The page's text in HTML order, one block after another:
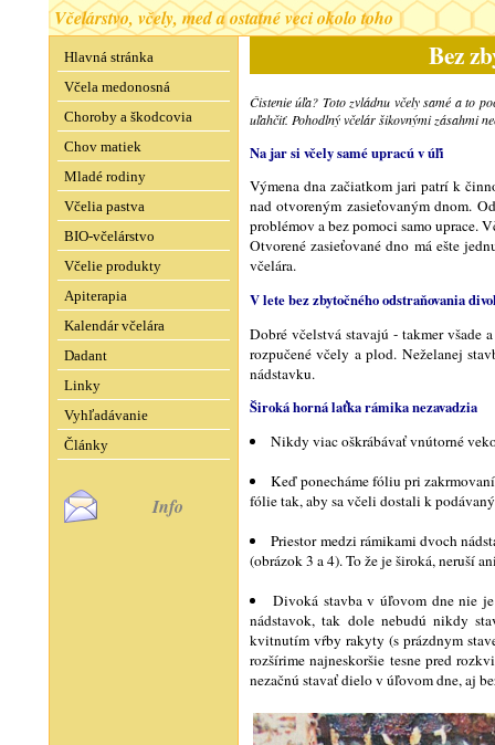
Včelárstvo, včely, med a ostatné veci okolo toho
Hlavná stránka
Včela medonosná
Choroby a škodcovia
Chov matiek
Mladé rodiny
Včelia pastva
BIO-včelárstvo
Včelie produkty
Apiterapia
Kalendár včelára
Dadant
Linky
Vyhľadávanie
Články
Info
Bez
Čistenie úľa? Toto zvládnu včely samé a to
uľahčiť. Pohodlný včelár šikovnými zásahmi
Na jar si včely samé upracú v úľi
Výmena dna začiatkom jari patrí k
nad otvoreným zasieťovaným dnom.
problémov a bez pomoci samo uprace.
Otvorené zasieťované dno má ešte
včelára.
V lete bez zbytočného odstraňovania
Dobré včelstvá stavajú - takmer všade
rozpučené včely a plod. Neželanej
nádstavku.
Široká horná laťka rámika nezavadzia
Nikdy viac oškrábávať vnútorné
Keď ponecháme fóliu pri
fólie tak, aby sa včeli dostali k
Priestor medzi rámikami dvoch
(obrázok 3 a 4). To že je široká, neruší
Divoká stavba v úľovom dne nie
nádstavok, tak dole nebudú nikdy
kvitnutím vŕby rakyty (s prázdnym
rozšírime najneskoršie tesne pred
nezačnú stavať dielo v úľovom dne, aj